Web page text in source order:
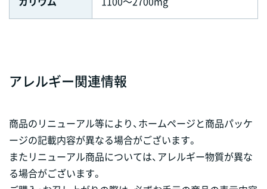
アレルギー関連情報
商品のリニューアル等により、ホームページと商品パッケ
ージの記載内容が異なる場合がございます。
またリニューアル商品については、アレルギー物質が異な
る場合がございます。